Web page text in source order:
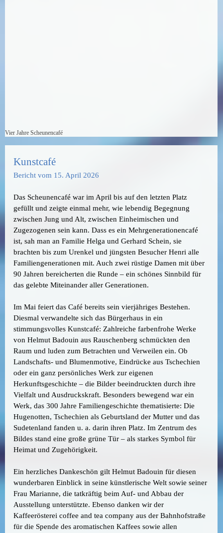
Vier Jahre Scheunencafé
Kunstcafé
Bericht vom 15. April 2026
Das Scheunencafé war im April bis auf den letzten Platz
gefüllt und zeigte einmal mehr, wie lebendig Begegnung
zwischen Jung und Alt, zwischen Einheimischen und
Zugezogenen sein kann. Dass es ein Mehrgenerationencafé
ist, sah man an Familie Helga und Gerhard Schein, sie
brachten bis zum Urenkel und jüngsten Besucher Henri alle
Familiengenerationen mit. Auch zwei rüstige Damen mit über
90 Jahren bereicherten die Runde – ein schönes Sinnbild für
das gelebte Miteinander aller Generationen.
Im Mai feiert das Café bereits sein vierjähriges Bestehen.
Diesmal verwandelte sich das Bürgerhaus in ein
stimmungsvolles Kunstcafé: Zahlreiche farbenfrohe Werke
von Helmut Badouin aus Rauschenberg schmückten den
Raum und luden zum Betrachten und Verweilen ein. Ob
Landschafts- und Blumenmotive, Eindrücke aus Tschechien
oder ein ganz persönliches Werk zur eigenen
Herkunftsgeschichte – die Bilder beeindruckten durch ihre
Vielfalt und Ausdruckskraft. Besonders bewegend war ein
Werk, das 300 Jahre Familiengeschichte thematisierte: Die
Hugenotten, Tschechien als Geburtsland der Mutter und das
Sudetenland fanden u. a. darin ihren Platz. Im Zentrum des
Bildes stand eine große grüne Tür – als starkes Symbol für
Heimat und Zugehörigkeit.
Ein herzliches Dankeschön gilt Helmut Badouin für diesen
wunderbaren Einblick in seine künstlerische Welt sowie seiner
Frau Marianne, die tatkräftig beim Auf- und Abbau der
Ausstellung unterstützte. Ebenso danken wir der
Kaffeerösterei coffee and tea company aus der Bahnhofstraße
für die Spende des aromatischen Kaffees sowie allen